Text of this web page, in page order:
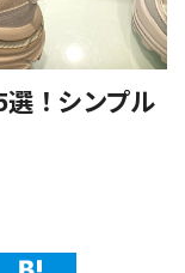
！シンプル